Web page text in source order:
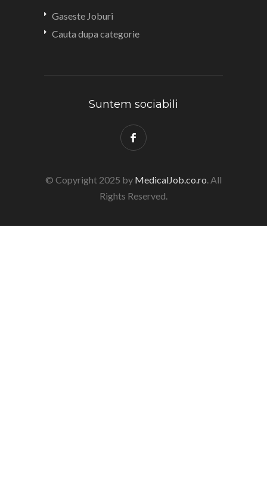
Gaseste Joburi
Cauta dupa categorie
Suntem sociabili
© Copyright 2025 by MedicalJob.co.ro. All
Rights Reserved.